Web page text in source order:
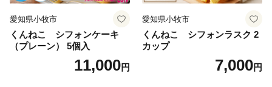
愛知県小牧市
くんねこ シフォンケーキ
（プレーン） 5個入
11,000円
愛知県小牧市
くんねこ シフォンラスク 2
カップ
7,000円